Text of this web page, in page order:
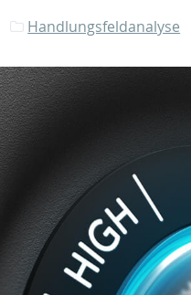
Handlungsfeldanalyse